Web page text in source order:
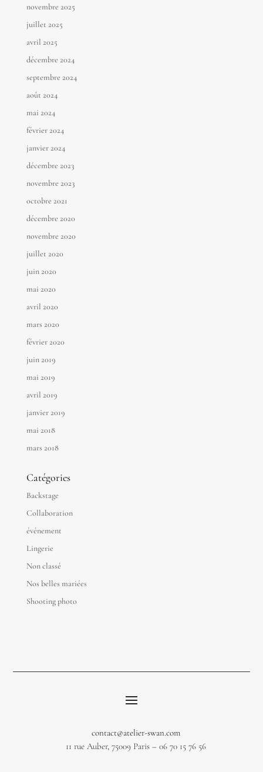
novembre 2025
juillet 2025
avril 2025
décembre 2024
septembre 2024
août 2024
mai 2024
février 2024
janvier 2024
décembre 2023
novembre 2023
octobre 2021
décembre 2020
novembre 2020
juillet 2020
juin 2020
mai 2020
avril 2020
mars 2020
février 2020
juin 2019
mai 2019
avril 2019
janvier 2019
mai 2018
mars 2018
Catégories
Backstage
Collaboration
événement
Lingerie
Non classé
Nos belles mariées
Shooting photo
contact@atelier-swan.com
11 rue Auber, 75009 Paris – 06 70 15 76 56